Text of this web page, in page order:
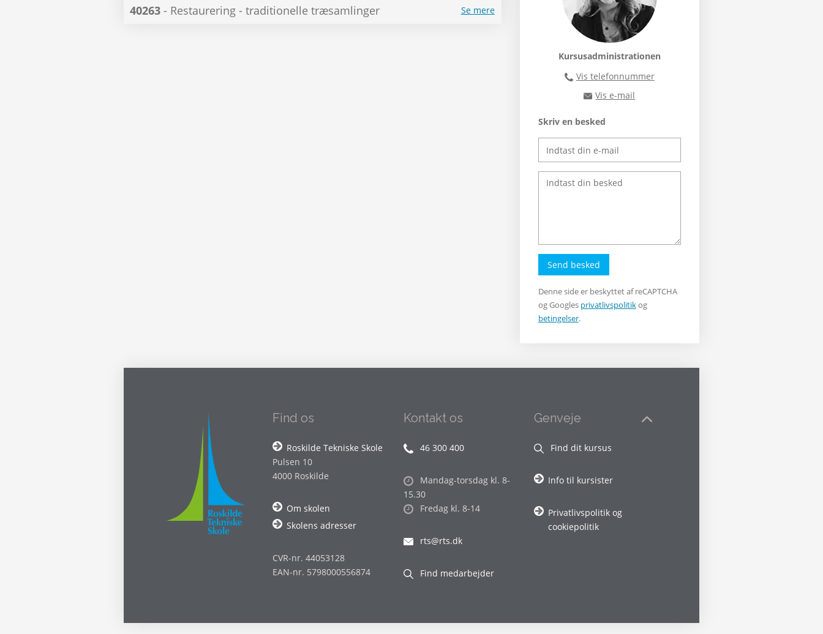
40263 - Restaurering - traditionelle træsamlinger Se mere
Kursusadministrationen
Vis telefonnummer
46300400
Vis e-mail
rts@rts.dk
Skriv en besked
Send besked
Denne side er beskyttet af reCAPTCHA
og Googles privatlivspolitikog
betingelser.
Find os
Roskilde Tekniske Skole
Pulsen 10
4000 Roskilde
Om skolen
Skolens adresser
CVR-nr. 44053128
EAN-nr. 5798000556874
Kontakt os
46 300 400
Mandag-torsdag kl. 8-
15.30
Fredag kl. 8-14
rts@rts.dk
Find medarbejder
Genveje
Find dit kursus
Info til kursister
Privatlivspolitik og
cookiepolitik